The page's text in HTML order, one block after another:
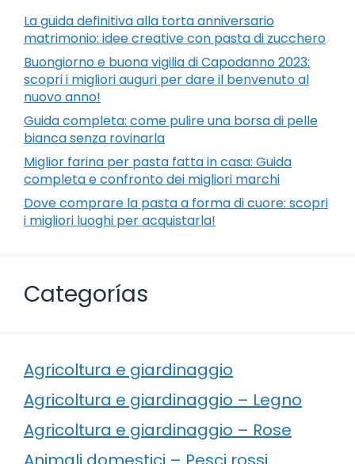
La guida definitiva alla torta anniversario
matrimonio: idee creative con pasta di zucchero
Buongiorno e buona vigilia di Capodanno 2023:
scopri i migliori auguri per dare il benvenuto al
nuovo anno!
Guida completa: come pulire una borsa di pelle
bianca senza rovinarla
Miglior farina per pasta fatta in casa: Guida
completa e confronto dei migliori marchi
Dove comprare la pasta a forma di cuore: scopri
i migliori luoghi per acquistarla!
Categorías
Agricoltura e giardinaggio
Agricoltura e giardinaggio – Legno
Agricoltura e giardinaggio – Rose